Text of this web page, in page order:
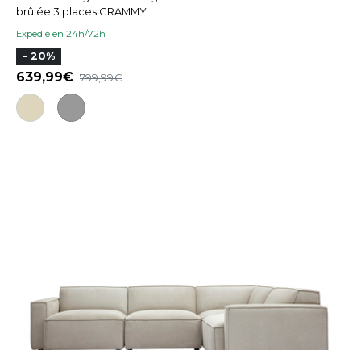
brûlée 3 places GRAMMY
Expedié en 24h/72h
- 20%
639,99 799,99